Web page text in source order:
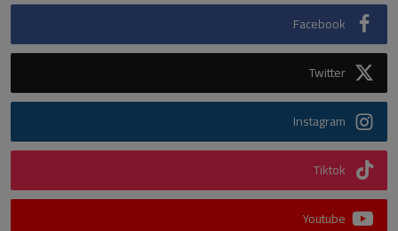
Facebook
Twitter
Instagram
Tiktok
Youtube